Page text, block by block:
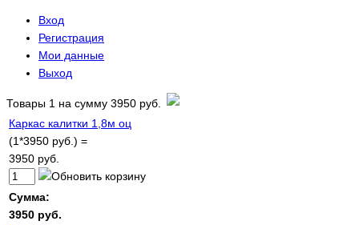
Вход
Регистрация
Мои данные
Выход
Товары 1 на сумму 3950 руб.
Каркас калитки 1,8м оц
(1*3950 руб.) =
3950 руб.
Сумма:
3950 руб.